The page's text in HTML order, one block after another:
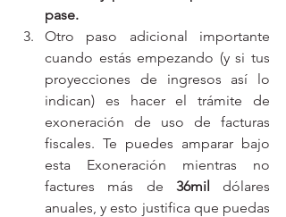
pase.
Otro paso adicional importante
cuando estás empezando (y si tus
proyecciones de ingresos así lo
indican) es hacer el trámite de
exoneración de uso de facturas
fiscales. Te puedes amparar bajo
esta Exoneración mientras no
factures más de 36mil dólares
anuales, y esto justifica que puedas